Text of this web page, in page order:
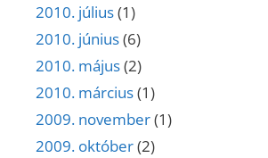
2010. július(1)
2010. június(6)
2010. május(2)
2010. március(1)
2009. november(1)
2009. október(2)